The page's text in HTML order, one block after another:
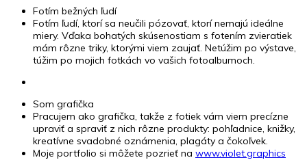
Fotím bežných ľudí
Fotím ľudí, ktorí sa neučili pózovať, ktorí nemajú ideálne
miery. Vďaka bohatých skúsenostiam s fotením zvieratiek
mám rôzne triky, ktorými viem zaujať. Netúžim po výstave,
túžim po mojich fotkách vo vašich fotoalbumoch.
Som grafička
Pracujem ako grafička, takže z fotiek vám viem precízne
upraviť a spraviť z nich rôzne produkty: pohľadnice, knižky,
kreatívne svadobné oznámenia, plagáty a čokoľvek.
Moje portfolio si môžete pozrieť na www.violet.graphics